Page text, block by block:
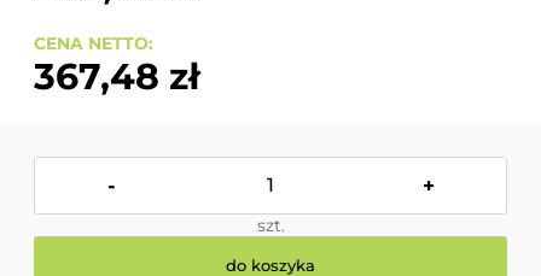
CENA NETTO:
367,48 zł
- +
szt.
do koszyka